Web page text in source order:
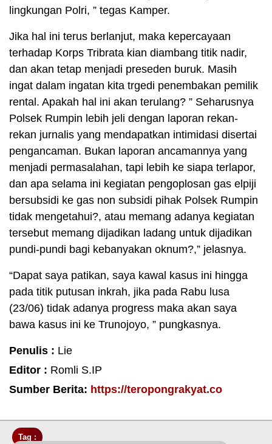
lingkungan Polri, ” tegas Kamper.
Jika hal ini terus berlanjut, maka kepercayaan
terhadap Korps Tribrata kian diambang titik nadir,
dan akan tetap menjadi preseden buruk. Masih
ingat dalam ingatan kita trgedi penembakan pemilik
rental. Apakah hal ini akan terulang? ” Seharusnya
Polsek Rumpin lebih jeli dengan laporan rekan-
rekan jurnalis yang mendapatkan intimidasi disertai
pengancaman. Bukan laporan ancamannya yang
menjadi permasalahan, tapi lebih ke siapa terlapor,
dan apa selama ini kegiatan pengoplosan gas elpiji
bersubsidi ke gas non subsidi pihak Polsek Rumpin
tidak mengetahui?, atau memang adanya kegiatan
tersebut memang dijadikan ladang untuk dijadikan
pundi-pundi bagi kebanyakan oknum?,” jelasnya.
“Dapat saya patikan, saya kawal kasus ini hingga
pada titik putusan inkrah, jika pada Rabu lusa
(23/06) tidak adanya progress maka akan saya
bawa kasus ini ke Trunojoyo, ” pungkasnya.
Penulis : Lie
Editor : Romli S.IP
Sumber Berita: https://teropongrakyat.co
Tag :